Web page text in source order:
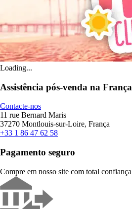
Loading...
Assistência pós-venda na França
Contacte-nos
11 rue Bernard Maris
37270 Montlouis-sur-Loire, França
+33 1 86 47 62 58
Pagamento seguro
Compre em nosso site com total confiança